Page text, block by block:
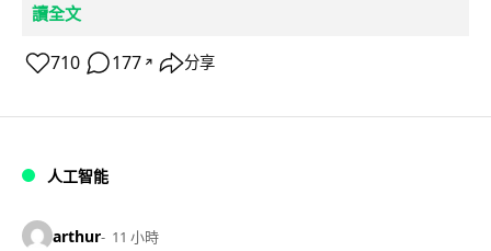
讀全文
710 177 ↗ 分享
人工智能
arthur 11 小時